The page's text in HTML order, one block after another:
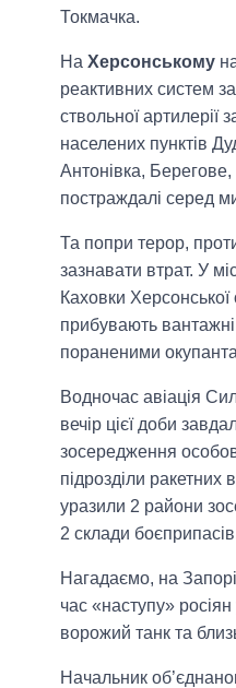
Токмачка.
На Херсонському
реактивних систем
ствольної артилерії
населених пунктів
Антонівка,
постраждалі серед
Та попри терор,
зазнавати втрат. У
Каховки
прибувають вантажні
пораненими
Водночас авіація
вечір цієї доби
зосередження
підрозділи ракетних
уразили 2 райони
2 склади
Нагадаємо, на
час «наступу» росіян
ворожий танк та
Начальник